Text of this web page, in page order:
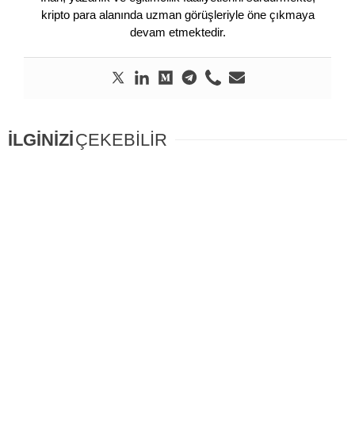
kripto para alanında uzman görüşleriyle öne çıkmaya
devam etmektedir.
İLGİNİZİÇEKEBİLİR